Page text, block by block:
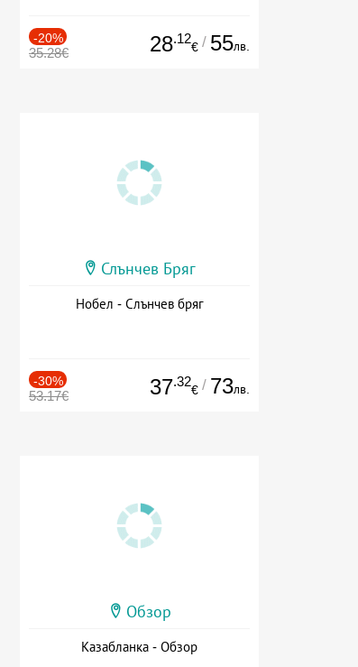
-20%
35.28€ 28.12
€ / 55лв.
Слънчев Бряг
Нобел - Слънчев бряг
-30%
53.17€ 37.32
€ / 73лв.
Обзор
Казабланка - Обзор